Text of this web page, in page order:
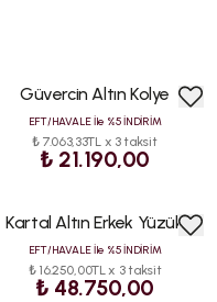
Güvercin Altın Kolye
EFT/HAVALE İle %5 İNDİRİM
₺ 7.063,33TL x 3 taksit
₺ 21.190,00
Kartal Altın Erkek Yüzük
EFT/HAVALE İle %5 İNDİRİM
₺ 16.250,00TL x 3 taksit
₺ 48.750,00